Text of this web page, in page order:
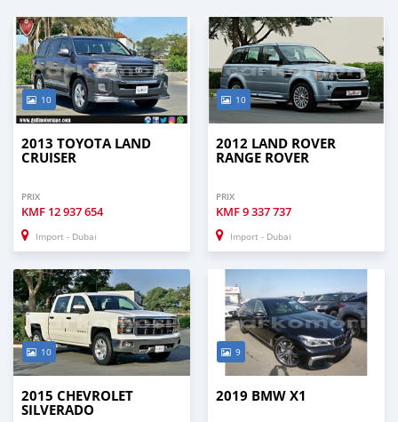
10
2013 TOYOTA LAND
CRUISER
PRIX
KMF 12 937 654
Import - Dubai
10
2012 LAND ROVER
RANGE ROVER
PRIX
KMF9 337 737
Import - Dubai
10
2015 CHEVROLET
SILVERADO
9
2019 BMW X1